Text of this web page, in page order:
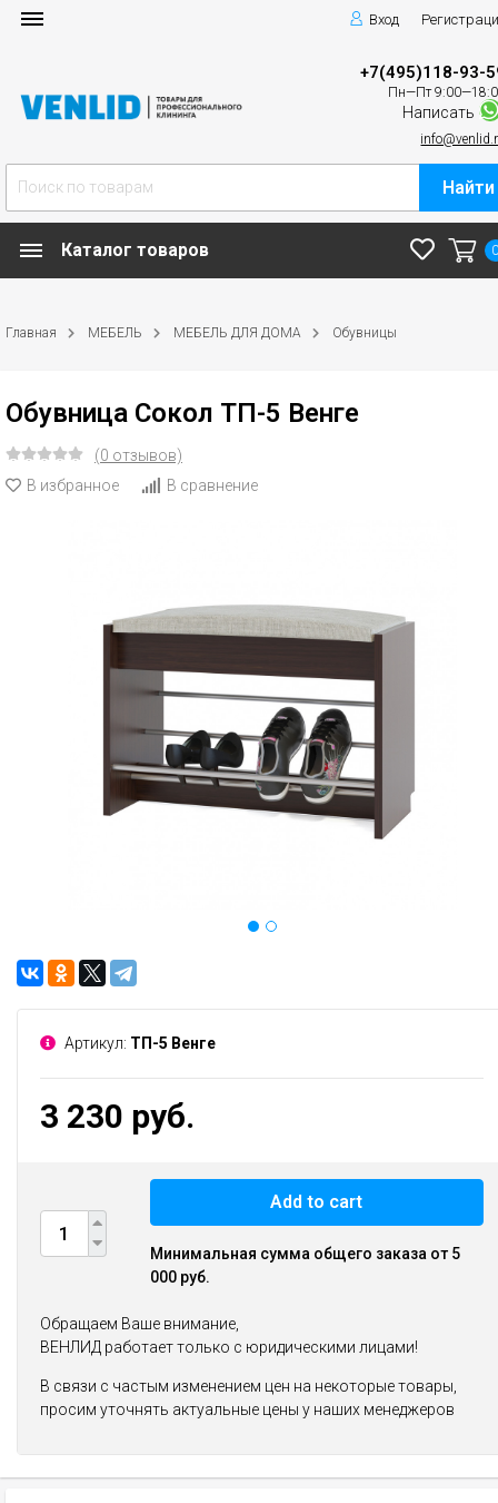
Вход
+7(495)118-93-
Пн—Пт
Написать
Найти
Каталог товаров
Главная МЕБЕЛЬ МЕБЕЛЬ ДЛЯ ДОМА Обувницы
Обувница Сокол ТП-5 Венге
(0 отзывов)
В избранное
В сравнение
Артикул: ТП-5 Венге
3 230 руб.
Add to cart
Минимальная сумма общего заказа от 5
000 руб.
Обращаем Ваше внимание,
ВЕНЛИД работает только с юридическими лицами!
В связи с частым изменением цен на некоторые товары,
просим уточнять актуальные цены у наших менеджеров